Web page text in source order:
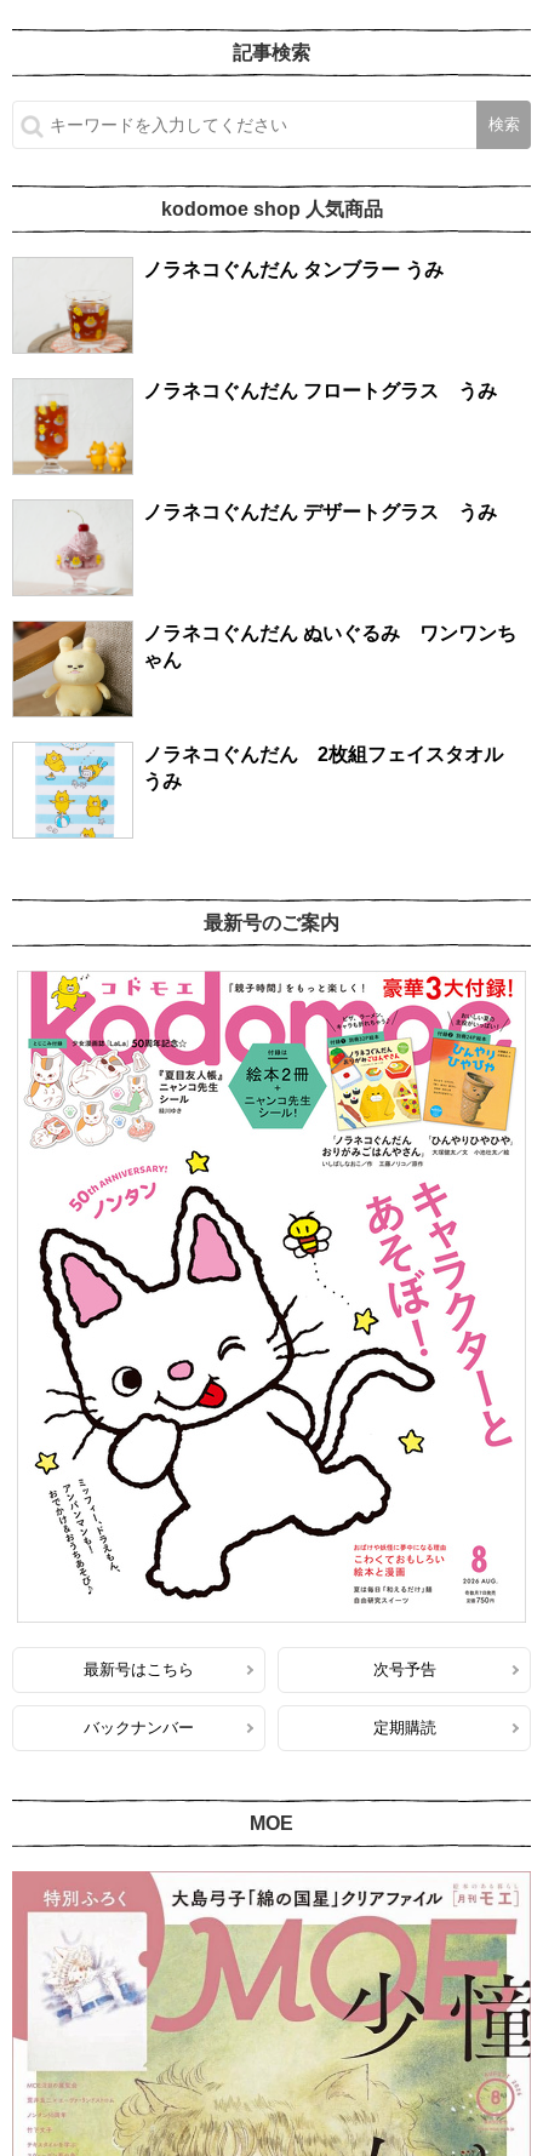
記事検索
kodomoe shop 人気商品
ノラネコぐんだん タンブラー うみ
ノラネコぐんだん フロートグラス うみ
ノラネコぐんだん デザートグラス うみ
ノラネコぐんだん ぬいぐるみ ワンワンち
ゃん
ノラネコぐんだん 2枚組フェイスタオル
うみ
最新号のご案内
最新号はこちら 次号予告
バックナンバー 定期購読
MOE